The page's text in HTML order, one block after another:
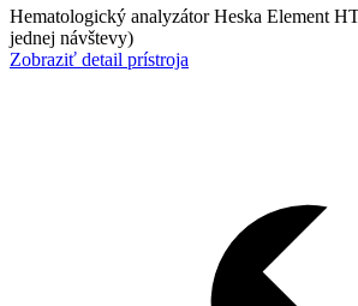
Hematologický analyzátor Heska Element
jednej návštevy)
Zobraziť detail prístroja